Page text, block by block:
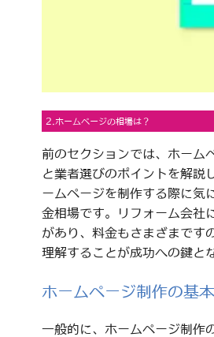
2.ホームページの相場は？
前のセクションでは、ホーム
と業者選びのポイントを解説
ームページを制作する際に気
金相場です。リフォーム会社
があり、料金もさまざまです
理解することが成功への鍵と
ホームページ制作の基
一般的に、ホームページ制作